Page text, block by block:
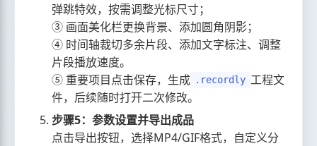
弹跳特效，按需调整光标尺寸；
③ 画面美化栏更换背景、添加圆角阴影；
④ 时间轴裁切多余片段、添加文字标注、调整
片段播放速度。
⑤ 重要项目点击保存，生成 .recordly 工程文
件，后续随时打开二次修改。
步骤5：参数设置并导出成品
点击导出按钮，选择MP4/GIF格式，自定义分